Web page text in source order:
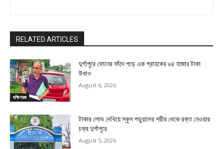
RELATED ARTICLES
দক্ষিণবঙ্গ
দুর্গাপুরে ফোনের ফাঁদে পড়ে এক গ্রাহকের ৬৪ হাজার টাকা
উধাও
August 6, 2026
টাকার লোভ দেখিয়ে স্কুল পড়ুয়াদের শরীর থেকে রক্ত নেওয়ার
চক্র দুর্গাপুরে
August 5, 2026